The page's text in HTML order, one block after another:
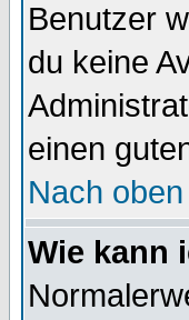
Benutzer
du keine
einen
Nach oben
Wie kann